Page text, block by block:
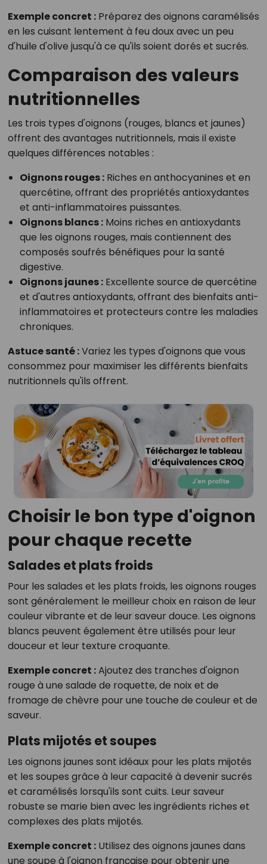
Exemple concret :Préparez des oignons caramélisés
en les cuisant lentement à feu doux avec un peu
d'huile d'olive jusqu'à ce qu'ils soient dorés et sucrés.
Comparaison des valeurs
nutritionnelles
Les trois types d'oignons (rouges, blancs et jaunes)
offrent des avantages nutritionnels, mais il existe
quelques différences notables :
Oignons rouges :Riches en anthocyanines et en
quercétine, offrant des propriétés antioxydantes
et anti-inflammatoires puissantes.
Oignons blancs :Moins riches en antioxydants
que les oignons rouges, mais contiennent des
composés soufrés bénéfiques pour la santé
digestive.
Oignons jaunes :Excellente source de quercétine
et d'autres antioxydants, offrant des bienfaits anti-
inflammatoires et protecteurs contre les maladies
chroniques.
Astuce santé :Variez les types d'oignons que vous
consommez pour maximiser les différents bienfaits
nutritionnels qu'ils offrent.
Choisir le bon type d'oignon
pour chaque recette
Salades et plats froids
Pour les salades et les plats froids, les oignons rouges
sont généralement le meilleur choix en raison de leur
couleur vibrante et de leur saveur douce. Les oignons
blancs peuvent également être utilisés pour leur
douceur et leur texture croquante.
Exemple concret :Ajoutez des tranches d'oignon
rouge à une salade de roquette, de noix et de
fromage de chèvre pour une touche de couleur et de
saveur.
Plats mijotés et soupes
Les oignons jaunes sont idéaux pour les plats mijotés
et les soupes grâce à leur capacité à devenir sucrés
et caramélisés lorsqu'ils sont cuits. Leur saveur
robuste se marie bien avec les ingrédients riches et
complexes des plats mijotés.
Exemple concret :Utilisez des oignons jaunes dans
une soupe à l'oignon française pour obtenir une